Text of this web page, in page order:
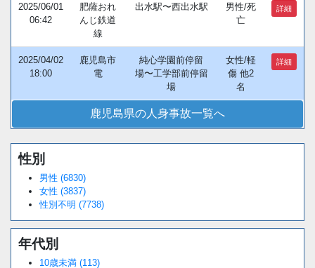
2025/06/01
06:42
肥薩おれ
んじ鉄道
線
出水駅〜西出水駅
男性/死
亡
詳細
2025/04/02
18:00
鹿児島市
電
純心学園前停留
場〜工学部前停留
場
女性/軽
傷 他2
名
詳細
鹿児島県の人身事故一覧へ
性別
男性 (6830)
女性 (3837)
性別不明 (7738)
年代別
10歳未満 (113)